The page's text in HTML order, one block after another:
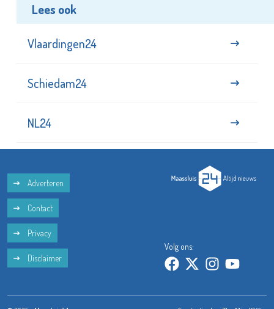
Lees ook
Vlaardingen24
Schiedam24
NL24
Adverteren
Contact
Privacy
Disclaimer
Volg ons: